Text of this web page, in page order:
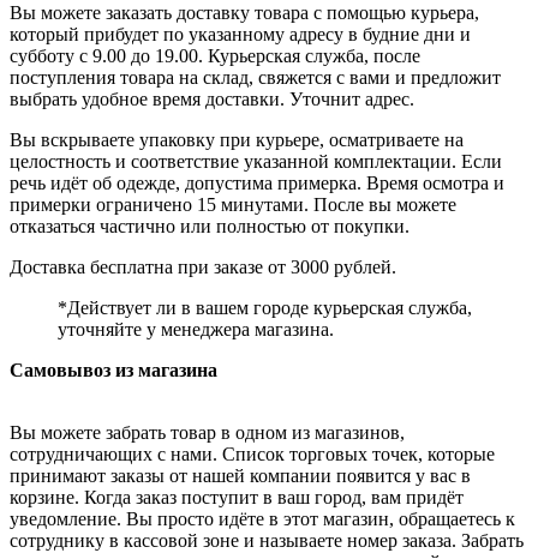
Вы можете заказать доставку товара с помощью курьера,
который прибудет по указанному адресу в будние дни и
субботу с 9.00 до 19.00. Курьерская служба, после
поступления товара на склад, свяжется с вами и предложит
выбрать удобное время доставки. Уточнит адрес.
Вы вскрываете упаковку при курьере, осматриваете на
целостность и соответствие указанной комплектации. Если
речь идёт об одежде, допустима примерка. Время осмотра и
примерки ограничено 15 минутами. После вы можете
отказаться частично или полностью от покупки.
Доставка бесплатна при заказе от 3000 рублей.
*Действует ли в вашем городе курьерская служба,
уточняйте у менеджера магазина.
Самовывоз из магазина
Вы можете забрать товар в одном из магазинов,
сотрудничающих с нами. Список торговых точек, которые
принимают заказы от нашей компании появится у вас в
корзине. Когда заказ поступит в ваш город, вам придёт
уведомление. Вы просто идёте в этот магазин, обращаетесь к
сотруднику в кассовой зоне и называете номер заказа. Забрать